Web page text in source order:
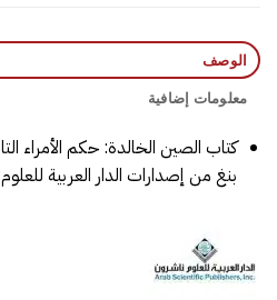
الوصف
معلومات إضافية
بنغ من إصدارات الدار العربية للعلوم